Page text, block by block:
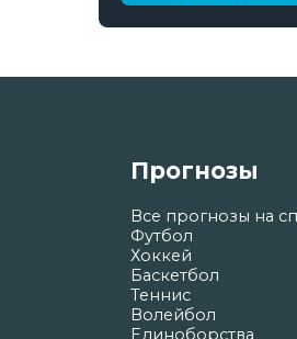
Прогнозы
Все прогнозы на
Футбол
Хоккей
Баскетбол
Теннис
Волейбол
Единоборства